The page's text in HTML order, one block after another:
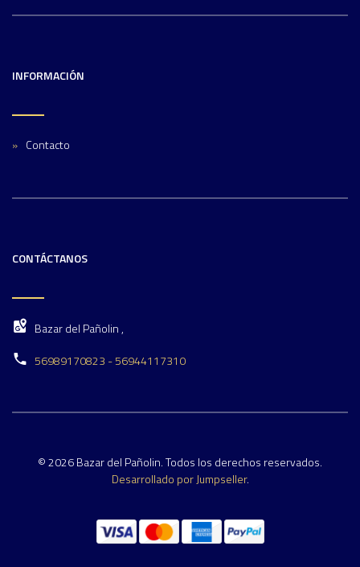
INFORMACIÓN
Contacto
CONTÁCTANOS
Bazar del Pañolin ,
56989170823 - 56944117310
© 2026 Bazar del Pañolin. Todos los derechos reservados.
Desarrollado por Jumpseller.